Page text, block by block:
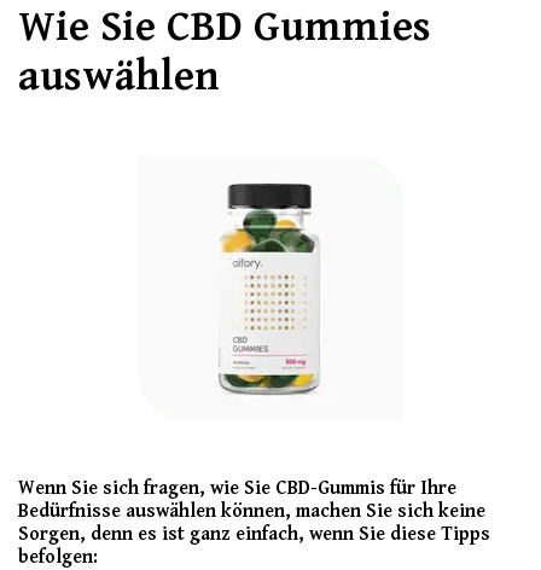
Wie Sie CBD Gummies
auswählen
Wenn Sie sich fragen, wie Sie CBD-Gummis für Ihre
Bedürfnisse auswählen können, machen Sie sich keine
Sorgen, denn es ist ganz einfach, wenn Sie diese Tipps
befolgen: